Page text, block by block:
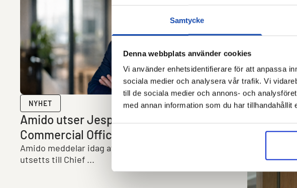
Samtycke
Denna webbplats använder cookies
Vi använder enhetsidentifierare för att anpassa
sociala medier och analysera vår trafik. Vi
till de sociala medier och annons- och
med annan information som du har
NYHET
Amido utser Jesper Arenhill till Chief
Commercial Officer (CCO)
Amido meddelar idag att Jesper Arenhill har
utsetts till Chief ...